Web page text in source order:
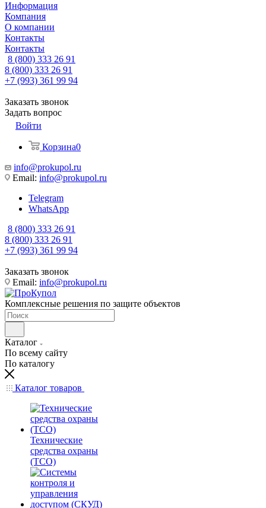
Информация
Компания
О компании
Контакты
Контакты
8 (800) 333 26 91
8 (800) 333 26 91
+7 (993) 361 99 94
Заказать звонок
Задать вопрос
Войти
Корзина0
info@prokupol.ru
Email: info@prokupol.ru
Telegram
WhatsApp
8 (800) 333 26 91
8 (800) 333 26 91
+7 (993) 361 99 94
Заказать звонок
Email: info@prokupol.ru
Комплексные решения по защите объектов
Каталог
По всему сайту
По каталогу
Каталог товаров
Технические
средства охраны
(ТСО)